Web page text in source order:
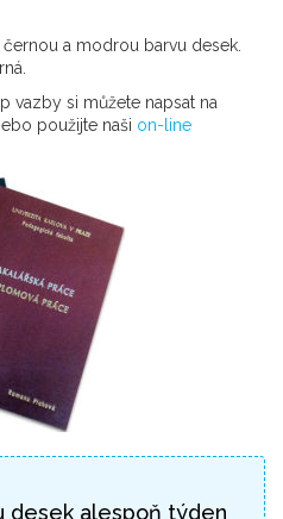
a modrou barvu desek.
vazby si můžete napsat na
použijte naši on-line
desek alespoň týden